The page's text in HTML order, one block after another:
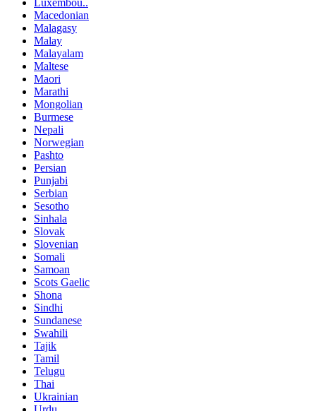
Luxembou..
Macedonian
Malagasy
Malay
Malayalam
Maltese
Maori
Marathi
Mongolian
Burmese
Nepali
Norwegian
Pashto
Persian
Punjabi
Serbian
Sesotho
Sinhala
Slovak
Slovenian
Somali
Samoan
Scots Gaelic
Shona
Sindhi
Sundanese
Swahili
Tajik
Tamil
Telugu
Thai
Ukrainian